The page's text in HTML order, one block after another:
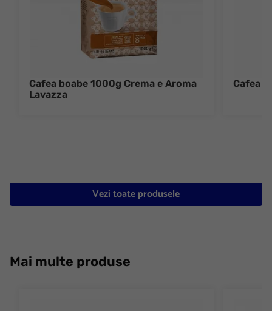
Cafea boabe 1000g Crema e Aroma
Lavazza
Cafea
Vezi toate produsele
Mai multe produse